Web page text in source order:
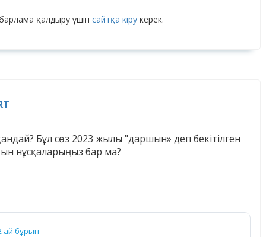
қалдыру үшінсайтқа кіру керек.
Бұл сөз 2023 жылы "даршын» деп бекітілген
нұсқаларыңыз бар ма?
ай бұрын